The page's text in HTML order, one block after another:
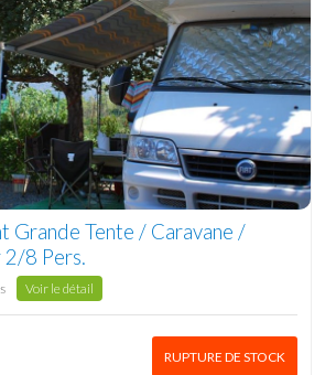
Grande Tente / Caravane /
2/8 Pers.
Voir le détail
RUPTURE DE STOCK